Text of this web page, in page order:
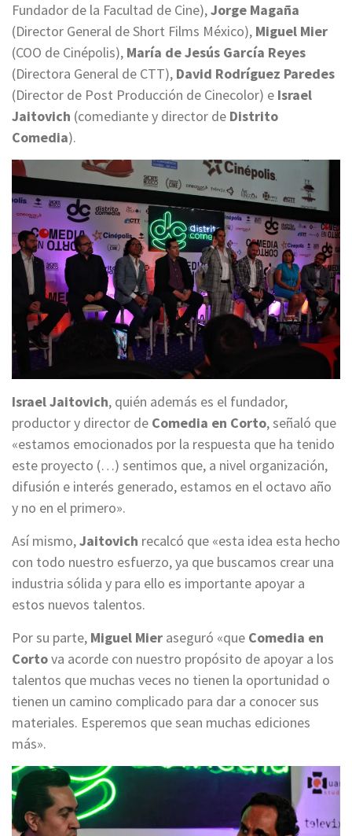
Fundador de la Facultad de Cine),Jorge Magaña
(Director General de Short Films México), Miguel Mier
(COO de Cinépolis), María de Jesús García Reyes
(Directora General de CTT), David Rodríguez Paredes
(Director de Post Producción de Cinecolor) e Israel
Jaitovich (comediante y director de Distrito
Comedia).
Israel Jaitovich, quién además es el fundador,
productor y director de Comedia en Corto, señaló que
«estamos emocionados por la respuesta que ha tenido
este proyecto (…) sentimos que, a nivel organización,
difusión e interés generado, estamos en el octavo año
y no en el primero».
Así mismo,Jaitovich recalcó que «esta idea esta hecho
con todo nuestro esfuerzo, ya que buscamos crear una
industria sólida y para ello es importante apoyar a
estos nuevos talentos.
Por su parte, Miguel Mier aseguró «que Comedia en
Cortova acorde con nuestro propósito de apoyar a los
talentos que muchas veces no tienen la oportunidad o
tienen un camino complicado para dar a conocer sus
materiales. Esperemos que sean muchas ediciones
más».